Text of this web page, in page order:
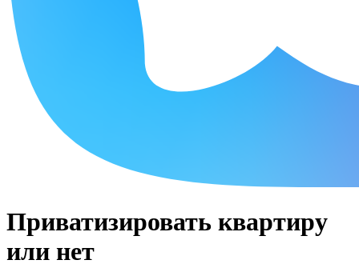
Приватизировать квартиру
или нет